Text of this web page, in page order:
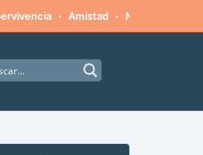
· Amistad · Naturaleza